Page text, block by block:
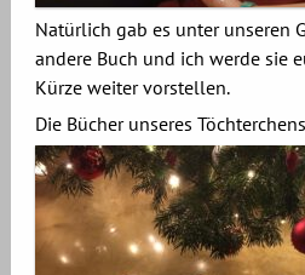
Natürlich gab es unter unseren
andere Buch und ich werde sie
Kürze weiter vorstellen.
Die Bücher unseres